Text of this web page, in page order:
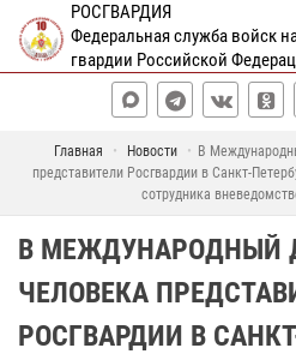
РОСГВАРДИЯ
Федеральная служба войск
гвардии Российской
Главная Новости
В
представители Росгвардии в Санкт-
сотрудника
В МЕЖДУНАРОДНЫЙ
ЧЕЛОВЕКА
РОСГВАРДИИ В